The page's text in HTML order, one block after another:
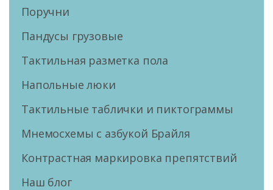
Поручни
Пандусы грузовые
Тактильная разметка пола
Напольные люки
Тактильные таблички и пиктограммы
Мнемосхемы с азбукой Брайля
Контрастная маркировка препятствий
Наш блог